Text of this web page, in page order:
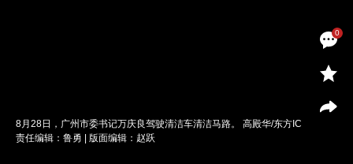
0
8月28日，广州市委书记万庆良驾驶清洁车清洁马路。 高殿华/东方IC
责任编辑：鲁勇 | 版面编辑：赵跃